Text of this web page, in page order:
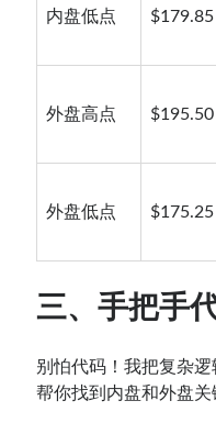
内盘低点 $179.85
外盘高点 $195.50
外盘低点 $175.25
三、手把手
别怕代码！我把复杂
帮你找到内盘和外盘关